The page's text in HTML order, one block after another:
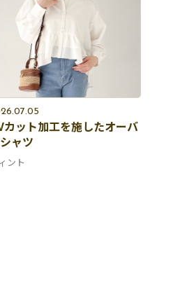
カット加工を施したオーバ
ャツ
ント